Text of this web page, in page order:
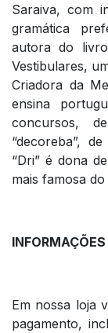
Saraiva, com
gramática
autora do
Vestibulares,
Criadora da
ensina
concursos,
“decoreba”,
“Dri” é dona
mais famosa
Em nossa loja
pagamento,